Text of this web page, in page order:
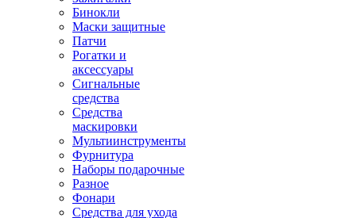
Бинокли
Маски защитные
Патчи
Рогатки и
аксессуары
Сигнальные
средства
Средства
маскировки
Мультиинструменты
Фурнитура
Наборы подарочные
Разное
Фонари
Средства для ухода